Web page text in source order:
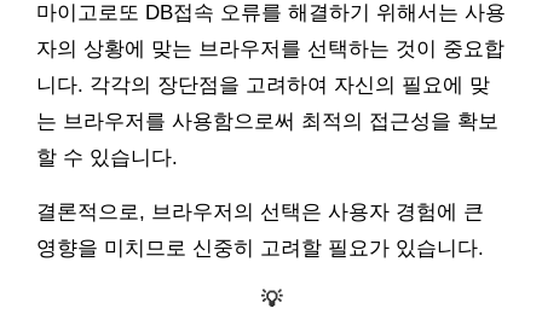
마이고로또 DB접속 오류를 해결하기 위해서는 사용
자의 상황에 맞는 브라우저를 선택하는 것이 중요합
니다. 각각의 장단점을 고려하여 자신의 필요에 맞
는 브라우저를 사용함으로써 최적의 접근성을 확보
할 수 있습니다.
결론적으로, 브라우저의 선택은 사용자 경험에 큰
영향을 미치므로 신중히 고려할 필요가 있습니다.
💡